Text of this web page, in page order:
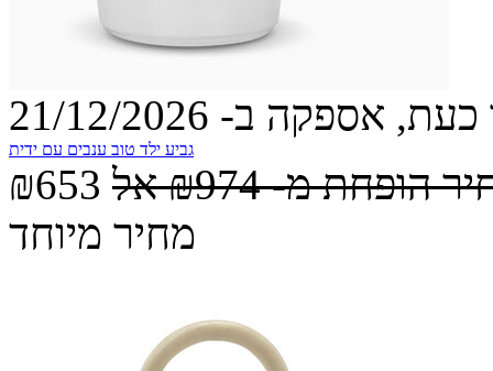
אספקה ב- 21/12/2026
גביע ילד טוב ענבים עם ידית
₪653 הופחת מ-₪974 אל
מחיר מיוחד